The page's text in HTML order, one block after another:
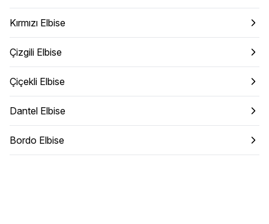
Kırmızı Elbise
Çizgili Elbise
Çiçekli Elbise
Dantel Elbise
Bordo Elbise